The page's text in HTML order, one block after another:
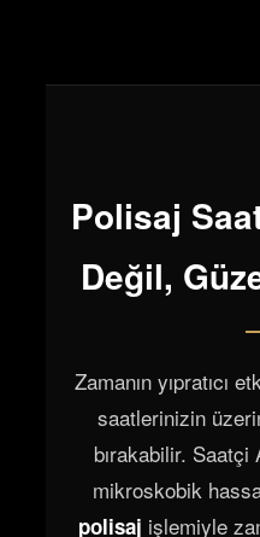
Polisaj
Değil,
Zamanın yıpratıcı
saatlerinizin
bırakabilir.
mikroskobik
polisaj işlemiyle